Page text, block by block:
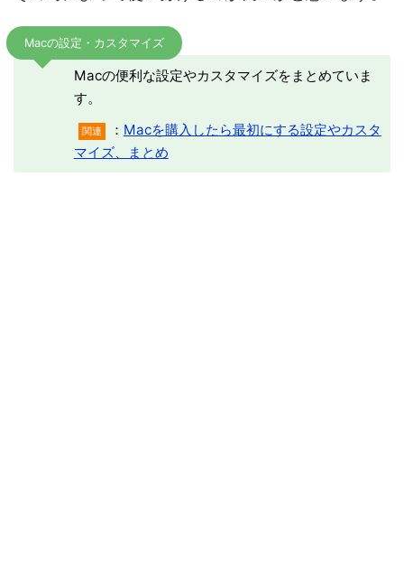
Macの設定・カスタマイズ
Macの便利な設定やカスタマイズをまとめていま
す。
関連 ： Macを購入したら最初にする設定やカスタ
マイズ、まとめ